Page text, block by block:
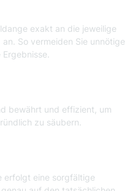
exakt an die jeweilige
So vermeiden Sie unnötige
bewährt und effizient, um
zu säubern.
erfolgt eine sorgfältige